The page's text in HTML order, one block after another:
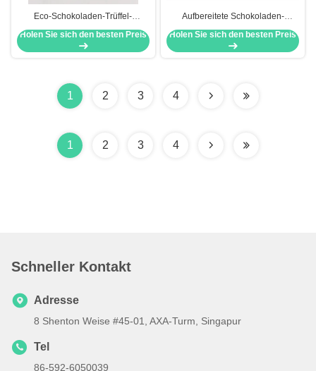
Eco-Schokoladen-Trüffel-
Verpackenkasten-Deckel-und
Basis-Art-Offsetdruck
Holen Sie sich den besten Preis
Aufbereitete Schokoladen-
Verpackungs-Kasten-
Pappmagazine mit Fächern
Holen Sie sich den besten Preis
1 2 3 4
1 2 3 4
Schneller Kontakt
Adresse
8 Shenton Weise #45-01, AXA-Turm, Singapur
Tel
86-592-6050039